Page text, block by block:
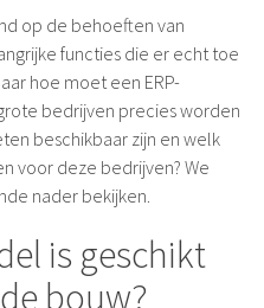
op de behoeften van
functies die er echt toe
hoe moet een ERP-
bedrijven precies worden
beschikbaar zijn en welk
voor deze bedrijven? We
nader bekijken.
is geschikt
bouw?